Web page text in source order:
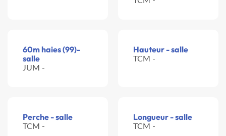
60m haies (99)-
salle
JUM -
Hauteur - salle
TCM -
Perche - salle
TCM -
Longueur - salle
TCM -